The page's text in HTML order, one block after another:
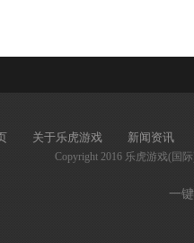
关于乐虎游戏 新闻资讯
Copyright 2016 乐虎游戏(国
一